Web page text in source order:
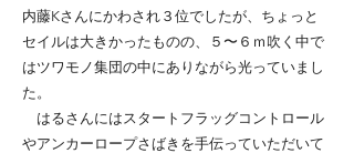
内藤Kさんにかわされ３位でしたが、ちょっと
セイルは大きかったものの、５〜６ｍ吹く中で
はツワモノ集団の中にありながら光っていまし
た。
はるさんにはスタートフラッグコントロール
やアンカーロープさばきを手伝っていただいて